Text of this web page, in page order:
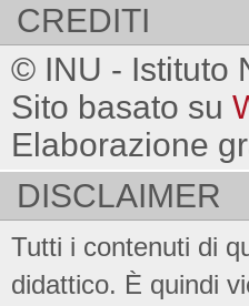
CREDITI
© INU - Istituto
Sito basato su
Elaborazione
DISCLAIMER
Tutti i contenuti di
didattico. È quindi